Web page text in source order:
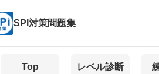
SPI対策問題集
Top レベル診断